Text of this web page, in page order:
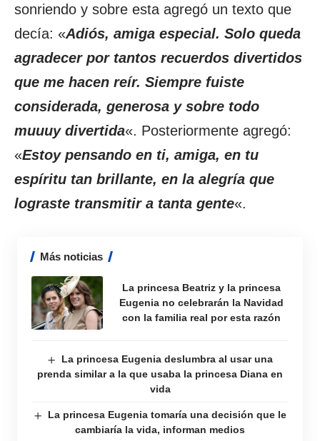
sonriendo y sobre esta agregó un texto que
decía: «Adiós, amiga especial. Solo queda
agradecer por tantos recuerdos divertidos
que me hacen reír. Siempre fuiste
considerada, generosa y sobre todo
muuuy divertida«. Posteriormente agregó:
«Estoy pensando en ti, amiga, en tu
espíritu tan brillante, en la alegría que
lograste transmitir a tanta gente«.
Más noticias
La princesa Beatriz y la princesa
Eugenia no celebrarán la Navidad
con la familia real por esta razón
La princesa Eugenia deslumbra al usar una
prenda similar a la que usaba la princesa Diana en
vida
La princesa Eugenia tomaría una decisión que le
cambiaría la vida, informan medios